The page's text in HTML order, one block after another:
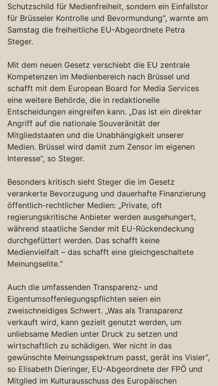
Schutzschild für Medienfreiheit, sondern ein Einfallstor
für Brüsseler Kontrolle und Bevormundung“, warnte am
Samstag die freiheitliche EU-Abgeordnete Petra
Steger.
Mit dem neuen Gesetz verschiebt die EU zentrale
Kompetenzen im Medienbereich nach Brüssel und
schafft mit dem European Board for Media Services
eine weitere Behörde, die in redaktionelle
Entscheidungen eingreifen kann. „Das ist ein direkter
Angriff auf die nationale Souveränität der
Mitgliedstaaten und die Unabhängigkeit unserer
Medien. Brüssel wird damit zum Zensor im eigenen
Interesse“, so Steger.
Besonders kritisch sieht Steger die im Gesetz
verankerte Bevorzugung und dauerhafte Finanzierung
öffentlich-rechtlicher Medien: „Private, oft
regierungskritische Anbieter werden ausgehungert,
während staatliche Sender mit EU-Rückendeckung
durchgefüttert werden. Das schafft keine
Medienvielfalt – das schafft eine gleichgeschaltete
Meinungselite.“
Auch die umfassenden Transparenz- und
Eigentumsoffenlegungspflichten seien ein
zweischneidiges Schwert. „Was als Transparenz
verkauft wird, kann gezielt genutzt werden, um
unliebsame Medien unter Druck zu setzen und
wirtschaftlich zu schädigen. Wer nicht in das
gewünschte Meinungsspektrum passt, gerät ins Visier“,
so Elisabeth Dieringer, EU-Abgeordnete der FPÖ und
Mitglied im Kulturausschuss des Europäischen